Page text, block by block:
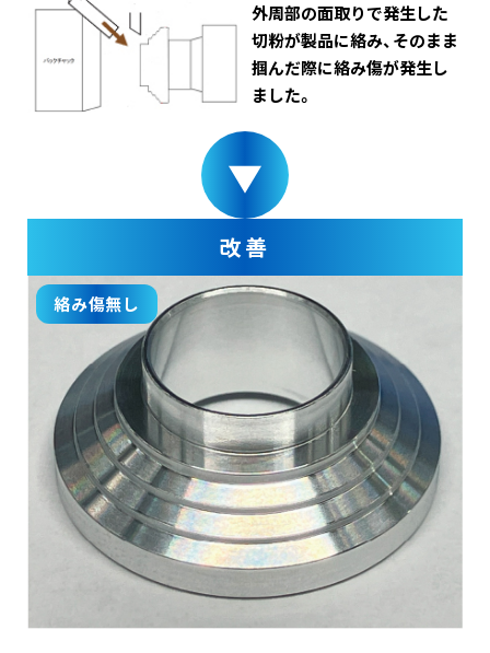
外周部の面取りで発生した
切粉が製品に絡み、そのまま
掴んだ際に絡み傷が発生し
ました。
改善
絡み傷無し